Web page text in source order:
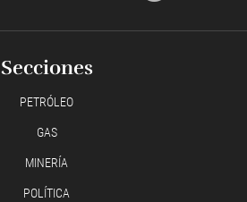
Secciones
PETRÓLEO
GAS
MINERÍA
POLÍTICA